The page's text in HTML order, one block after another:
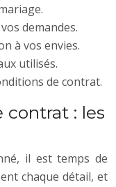
demandes.
à vos envies.
utilisés.
de contrat.
contrat : les
il est temps de
chaque détail, et